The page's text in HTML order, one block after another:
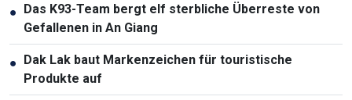
● Das K93-Team bergt elf sterbliche Überreste von
Gefallenen in An Giang
● Dak Lak baut Markenzeichen für touristische
Produkte auf